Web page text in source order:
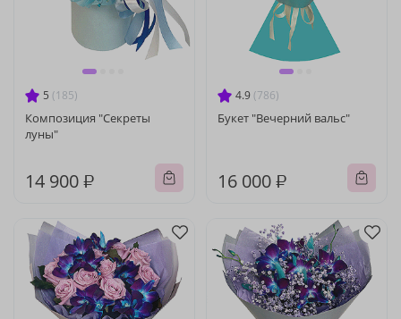
5 (185)
Композиция "Секреты
луны"
14 900 ₽
4.9 (786)
Букет "Вечерний вальс"
16 000 ₽